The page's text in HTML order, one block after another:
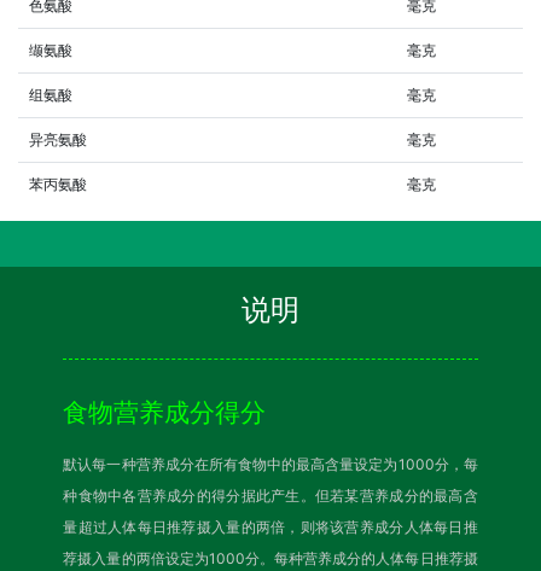
色氨酸 毫克
缬氨酸 毫克
组氨酸 毫克
异亮氨酸 毫克
苯丙氨酸 毫克
说明
食物营养成分得分
默认每一种营养成分在所有食物中的最高含量设定为1000分，每
种食物中各营养成分的得分据此产生。但若某营养成分的最高含
量超过人体每日推荐摄入量的两倍，则将该营养成分人体每日推
荐摄入量的两倍设定为1000分。每种营养成分的人体每日推荐摄